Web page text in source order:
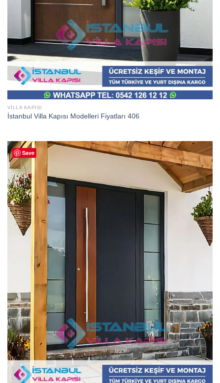
VILLA KAPISI
İstanbul Villa Kapısı Modelleri Fiyatları 406
Save